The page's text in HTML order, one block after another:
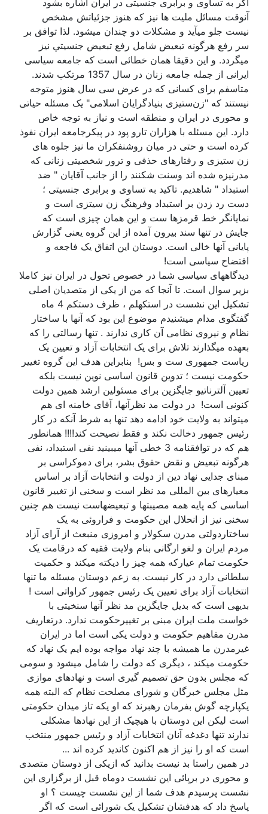
اگر به تساوی و برابری جنسیتی در ایران اشاره بشود
آنوقت مسائل مليت ها نیز که هنوز جزئياتش مشخص
نيست جلو ميآيد و مشکلات دو چندان ميشود. لذا توافق بر
سر رفع هرگونه تبعيض شامل رفع تبعيض جنسيتي نيز
ميگردد. و این دقیقا همان خطائی است که جامعه سیاسی
ایرانی از جمله جامعه زنان در سال 1357 مرتکب شدند.
متاسفم برای کسانی که در عرض سی سال هنوز متوجه
نیستند که "زن‌ستیزی بنیادگرایان اسلامی" یک مسئله حیاتی
و محوری در ایران و منطقه است و نیاز به توجه خاص
دارد. این مسئله با هزاران تارو پود در پیکرجامعه ایران نفوذ
کرده است و حتی در میان روشنفکران ما نیز جلوه های
زن ستیزی و رفتارهای حذفی و ترور شخصیتی زنانی که
مدرنیزه شده اند وسنت شکنند را از جانب آقایان " ضد
استبداد " شاهدیم. تاکید به تساوی و برابری جنسیتی ؛
دست رد زدن بر استبداد وفرهنگ زن سیتزی است و
نمایانگر خط قرمزها ست و این همان چیزی است که
جایش در تنها سند بیرون آمده از این گروه یعنی گزارش
پایانی آنها خالی است. دوستان این اتفاق یک فاجعه و
افتضاح سیاسی است!
دیدگاههای سیاسی شما در خصوص تحول در ایران نیز کاملا
بزیر سوال است. تا آنجا که من از یکی از متصدیان اصلی
تشکیل این نشست در استکهلم ، ظرف دستکم 4 ماه
گفتگوی مدام میشنیدم موضوع این بود که آنها با ساختار
نظام و نیروی نظامی آن کاری ندارند . تنها رسالتی را که
بعهده میگذارند تلاش برای یک انتخابات آزاد و تعیین یک
ریاست جمهوری ست و بس! بنابراین هدف این گروه تغییر
حکومت نیست ؛ تدوین قانون اساسی نوین نیست بلکه
تعیین آلترناتیو جایگزین برای مسئولین ارشد همین دولت
کنونی است! در دولت مد نظرآنها، آقای خامنه ای هم
میتواند به ولایت خود ادامه دهد تنها به شرط آنکه در کار
رئیس جمهور دخالت نکند و فقط نصیحت کند!!!! همانطور
هم که در توافقنامه 3 خطی آنها میبینید نفی استبداد، نفی
هرگونه تبعیض و نقض حقوق بشر، برای دموکراسی بر
مبنای جدایی نهاد دین از دولت و انتخابات آزاد بر اساس
معیارهای بین المللی مد نظر است و سخنی از تغییر قانون
اساسی که پایه همه مصیبتها و تبعیضهاست نیست هم چنین
سخنی نیز از انحلال این حکومت و فراروئی به یک
ساختاردولتی مدرن سکولار و امروزی منبعث از آرای آزاد
مردم ایران و لغو ارگانی بنام ولایت فقیه که درقامت یک
حکومت تمام عیارکه همه چیز را دیکته میکند و حکمیت
سلطانی دارد در کار نیست. به زعم دوستان مسئله ما تنها
انتخابات آزاد برای تعیین یک رئیس جمهور کراواتی است !
بدیهی است که بدیل جایگزین مد نظر آنها سنخیتی با
خواست ملت ایران مبنی بر تغییرحکومت ندارد. درتعاریف
مدرن مفاهیم حکومت و دولت یکی است اما در ایران
غیرمدرن ما همیشه با چند نهاد مواجه بوده ایم یک نهاد که
حکومت میکند ، دیگری که دولت را شامل میشود و سومی
که مجلس بدون حق تصمیم گیری است و نهادهای موازی
مثل مجلس خبرگان و شورای مصلحت نظام که البته همه
یکپارچه گوش بفرمان رهبرند که او یکە تاز میدان حکومتی
است لیکن این دوستان با هیچیک از این نهادها مشکلی
ندارند تنها دغدغه آنان انتخابات آزاد و رئیس جمهور منتخب
است که او را نیز از هم اکنون کاندید کرده اند ...
در همین راستا بد نیست بدانید که ازیکی از دوستان متصدی
و محوری در برپائی این نشست دوماه قبل از برگزاری این
نشست پرسیدم هدف شما از این نشست چیست ؟ او
پاسخ داد که هدفشان تشکیل یک شورائی است که اگر